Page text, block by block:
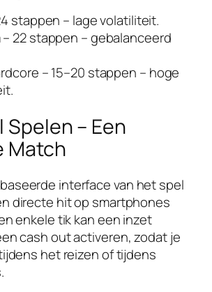
stappen – lage volatiliteit.
22 stappen – gebalanceerd
– 15–20 stappen – hoge
Spelen – Een
Match
interface van het spel
directe hit op smartphones
enkele tik kan een inzet
cash out activeren, zodat je
het reizen of tijdens